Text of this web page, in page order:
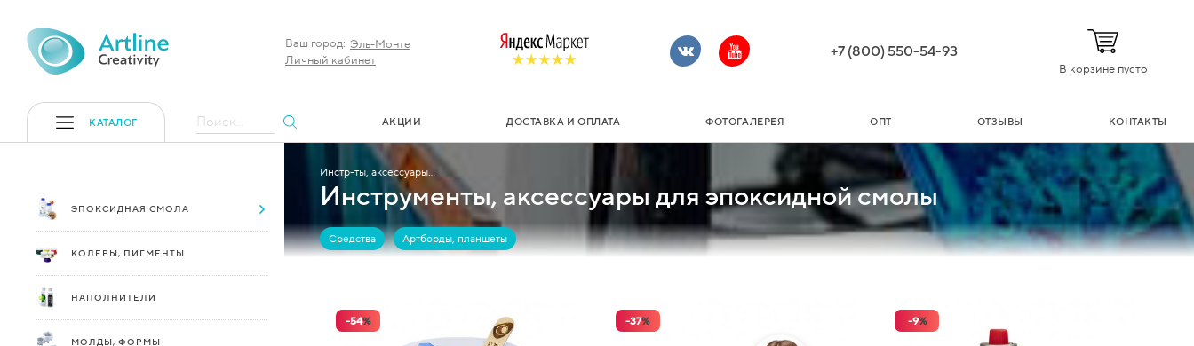
Ваш город: Эль-Монте
Личный кабинет
+7 (800) 550-54-93
В корзине пусто
КАТАЛОГ Поиск... АКЦИИ ДОСТАВКА И ОПЛАТА ФОТОГАЛЕРЕЯ ОПТ ОТЗЫВЫ КОНТАКТЫ
ЭПОКСИДНАЯ СМОЛА
КОЛЕРЫ, ПИГМЕНТЫ
НАПОЛНИТЕЛИ
МОЛДЫ, ФОРМЫ
Инстр-ты, аксессуары...
Инструменты, аксессуары для эпоксидной смолы
Средства Артборды, планшеты
-54% -37% -9%